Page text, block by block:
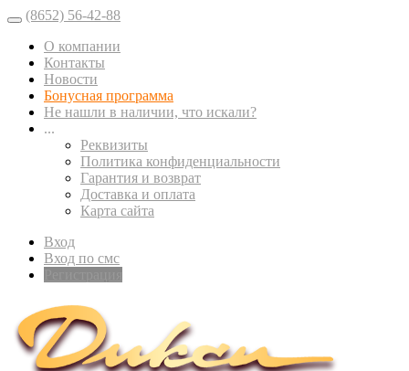
(8652) 56-42-88
О компании
Контакты
Новости
Бонусная программа
Не нашли в наличии, что искали?
...
Реквизиты
Политика конфиденциальности
Гарантия и возврат
Доставка и оплата
Карта сайта
Вход
Вход по смс